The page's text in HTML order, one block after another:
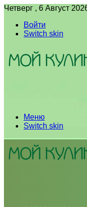
Четверг , 6 Август
Войти
Switch skin
Меню
Switch skin